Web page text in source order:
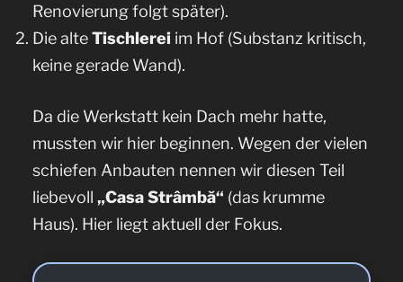
Renovierung folgt später).
Die alteTischlerei im Hof (Substanz kritisch,
keine gerade Wand).
Da die Werkstatt kein Dach mehr hatte,
mussten wir hier beginnen. Wegen der vielen
schiefen Anbauten nennen wir diesen Teil
liebevoll „Casa Strâmbă“ (das krumme
Haus). Hier liegt aktuell der Fokus.